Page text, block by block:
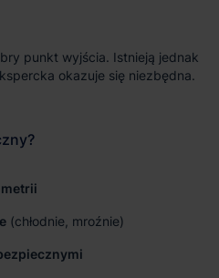
(chłodnie, mroźnie)